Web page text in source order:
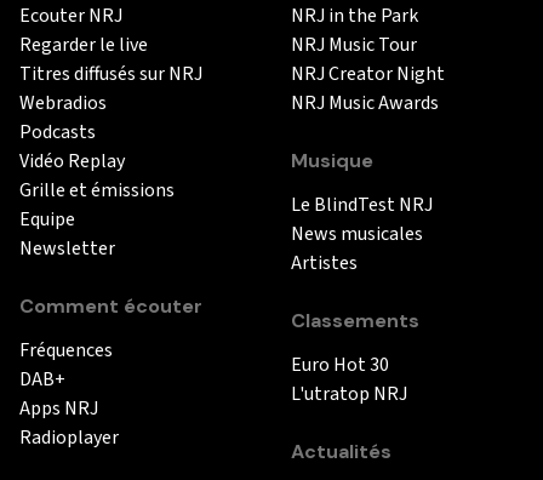
Ecouter NRJ
Regarder le live
Titres diffusés sur NRJ
Webradios
Podcasts
Vidéo Replay
Grille et émissions
Equipe
Newsletter
Comment écouter
Fréquences
DAB+
Apps NRJ
Radioplayer
NRJ in the Park
NRJ Music Tour
NRJ Creator Night
NRJ Music Awards
Musique
Le BlindTest NRJ
News musicales
Artistes
Classements
Euro Hot 30
L'utratop NRJ
Actualités